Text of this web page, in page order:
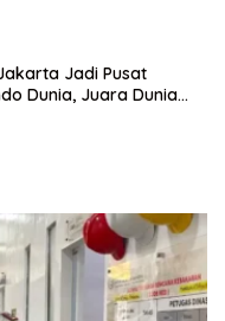
Jadi Pusat
Dunia, Juara Dunia